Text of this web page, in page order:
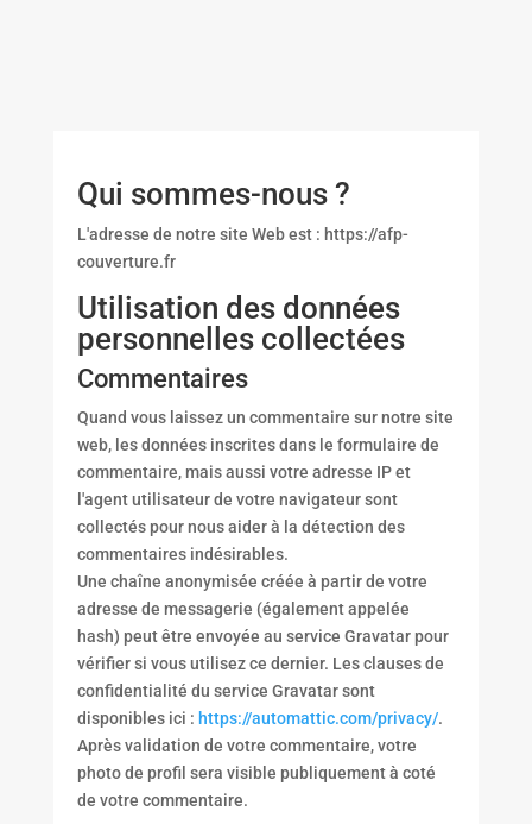
Qui sommes-nous ?
L'adresse de notre site Web est : https://afp-
couverture.fr
Utilisation des données
personnelles collectées
Commentaires
Quand vous laissez un commentaire sur notre site
web, les données inscrites dans le formulaire de
commentaire, mais aussi votre adresse IP et
l'agent utilisateur de votre navigateur sont
collectés pour nous aider à la détection des
commentaires indésirables.
Une chaîne anonymisée créée à partir de votre
adresse de messagerie (également appelée
hash) peut être envoyée au service Gravatar pour
vérifier si vous utilisez ce dernier. Les clauses de
confidentialité du service Gravatar sont
disponibles ici : https://automattic.com/privacy/.
Après validation de votre commentaire, votre
photo de profil sera visible publiquement à coté
de votre commentaire.